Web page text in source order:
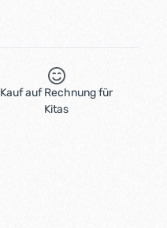
Kauf auf Rechnung für
Kitas